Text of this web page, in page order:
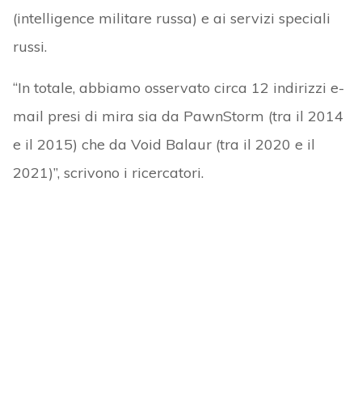
(intelligence militare russa) e ai servizi speciali
russi.
“In totale, abbiamo osservato circa 12 indirizzi e-
mail presi di mira sia da PawnStorm (tra il 2014
e il 2015) che da Void Balaur (tra il 2020 e il
2021)”, scrivono i ricercatori.